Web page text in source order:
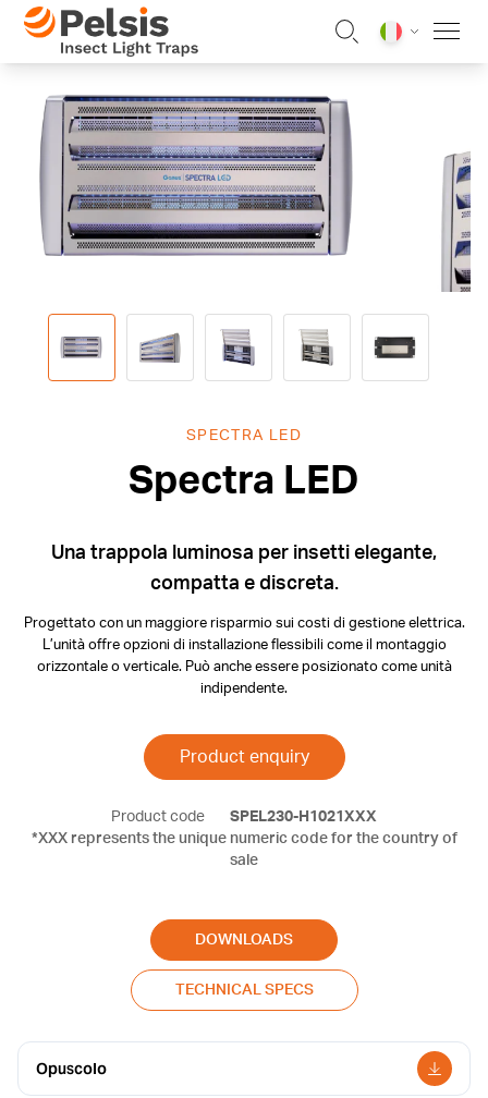
Skip to content
Pelsis Insect Light Traps
SPECTRA LED
Spectra LED
Una trappola luminosa per insetti elegante,
compatta e discreta.
Progettato con un maggiore risparmio sui costi di gestione elettrica.
L’unità offre opzioni di installazione flessibili come il montaggio
orizzontale o verticale. Può anche essere posizionato come unità
indipendente.
Product enquiry
Product code
SPEL230-H1021XXX
*XXX represents the unique numeric code for the country of
sale
DOWNLOADS
TECHNICAL SPECS
Opuscolo